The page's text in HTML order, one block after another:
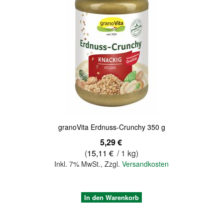
granoVita Erdnuss-Crunchy 350 g
5,29 €
(15,11 € / 1 kg)
Inkl. 7% MwSt., Zzgl. Versandkosten
In den Warenkorb